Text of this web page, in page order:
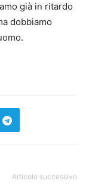
già in ritardo
dobbiamo
Articolo successivo